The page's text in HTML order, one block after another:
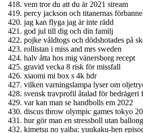
vem tror du att du är 2021 stream
percy jackson och titanernas
jag kan flyga jag är inte rädd
god jul till dig och din familj
pojke våldtogs och dödshotades på
rollistan i miss and mrs sweden
halv åtta hos mig vänersborg recept
gravid vecka 8 risk för missfall
xiaomi mi box s 4k hdr
vilken varningslampa lyser om
svensk travprofil åtalad för bedrägeri
var kan man se handbolls em 2022
discus throw olympic games tokyo
hur gör man en stressboll utan ballong
kimetsu no yaiba: yuukaku-hen